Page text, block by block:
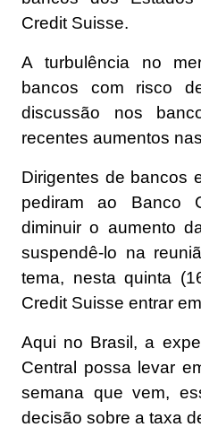
Credit Suisse.
A turbulência no
bancos com risco
discussão nos
recentes aumentos
Dirigentes de bancos
pediram ao Banco
diminuir o aumento
suspendê-lo na
tema, nesta quinta
Credit Suisse entrar
Aqui no Brasil, a
Central possa levar
semana que vem,
decisão sobre a taxa